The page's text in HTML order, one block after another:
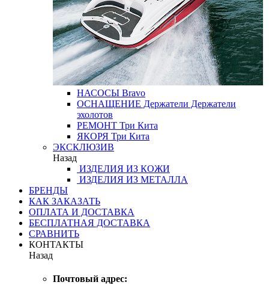
НАСОСЫ Bravo
ОСНАЩЕНИЕ Держатели Держатели
эхолотов
РЕМОНТ Три Кита
ЯКОРЯ Три Кита
ЭКСКЛЮЗИВ
Назад
ИЗДЕЛИЯ ИЗ КОЖИ
ИЗДЕЛИЯ ИЗ МЕТАЛЛА
БРЕНДЫ
КАК ЗАКАЗАТЬ
ОПЛАТА И ДОСТАВКА
БЕСПЛАТНАЯ ДОСТАВКА
СРАВНИТЬ
КОНТАКТЫ
Назад
Почтовый адрес: